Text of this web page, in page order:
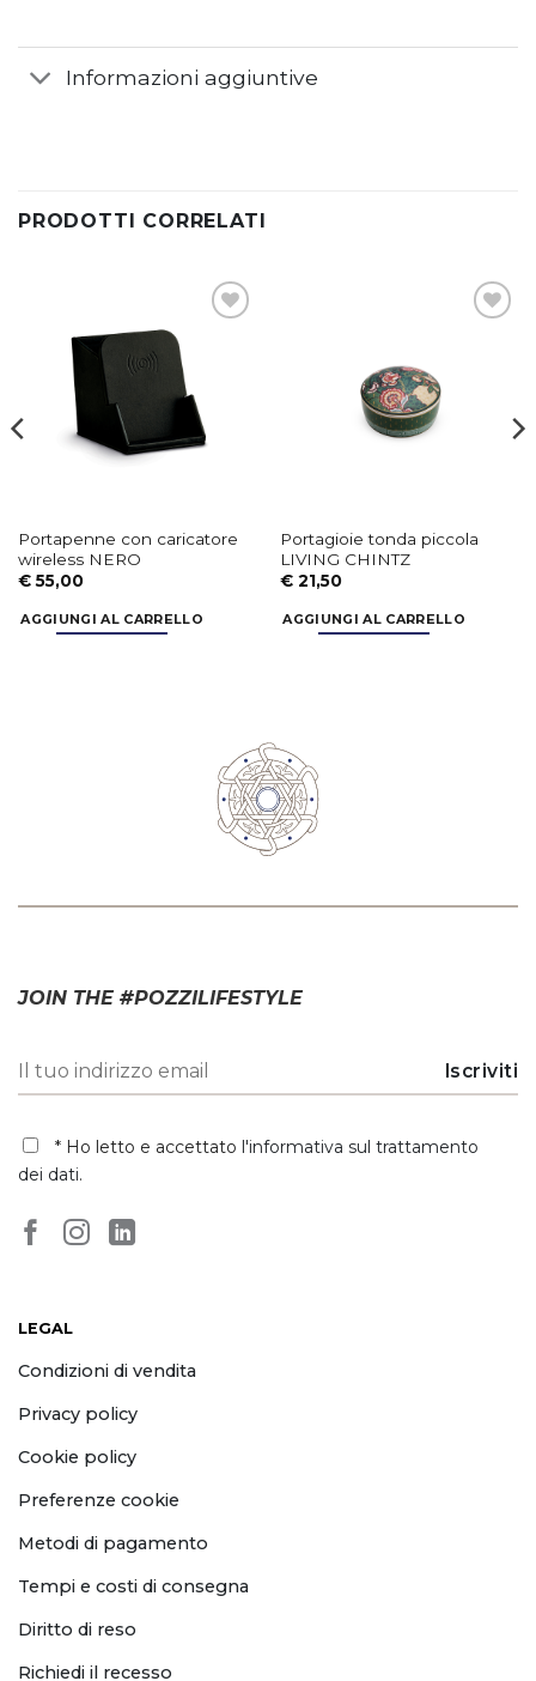
Informazioni aggiuntive
PRODOTTI CORRELATI
Portapenne con caricatore
wireless NERO
€55,00
AGGIUNGI AL CARRELLO
Portagioie tonda piccola
LIVING CHINTZ
€21,50
AGGIUNGI AL CARRELLO
JOIN THE #POZZILIFESTYLE
* Ho letto e accettato l'informativa sul trattamento
dei dati.
LEGAL
Condizioni di vendita
Privacy policy
Cookie policy
Preferenze cookie
Metodi di pagamento
Tempi e costi di consegna
Diritto di reso
Richiedi il recesso